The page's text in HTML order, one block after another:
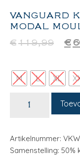
VANGUARD
MODAL
€119,99 €
M L XL
Artikelnummer:
Samenstelling: 50%